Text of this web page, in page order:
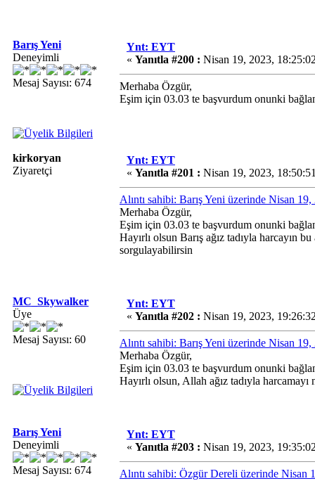
Barış Yeni
Deneyimli
Mesaj Sayısı: 674
Ynt: EYT
« Yanıtla #200 : Nisan 19, 2023,
Merhaba Özgür,
Eşim için 03.03 te başvurdum onunki
kirkoryan
Ziyaretçi
Ynt: EYT
« Yanıtla #201 : Nisan 19, 2023,
Alıntı sahibi: Barış Yeni üzerinde Nisan
Merhaba Özgür,
Eşim için 03.03 te başvurdum onunki
Hayırlı olsun Barış ağız tadıyla harcayın
sorgulayabilirsin
MC_Skywalker
Üye
Mesaj Sayısı: 60
Ynt: EYT
« Yanıtla #202 : Nisan 19, 2023,
Alıntı sahibi: Barış Yeni üzerinde Nisan
Merhaba Özgür,
Eşim için 03.03 te başvurdum onunki
Hayırlı olsun, Allah ağız tadıyla
Barış Yeni
Deneyimli
Mesaj Sayısı: 674
Ynt: EYT
« Yanıtla #203 : Nisan 19, 2023,
Alıntı sahibi: Özgür Dereli üzerinde Nisan